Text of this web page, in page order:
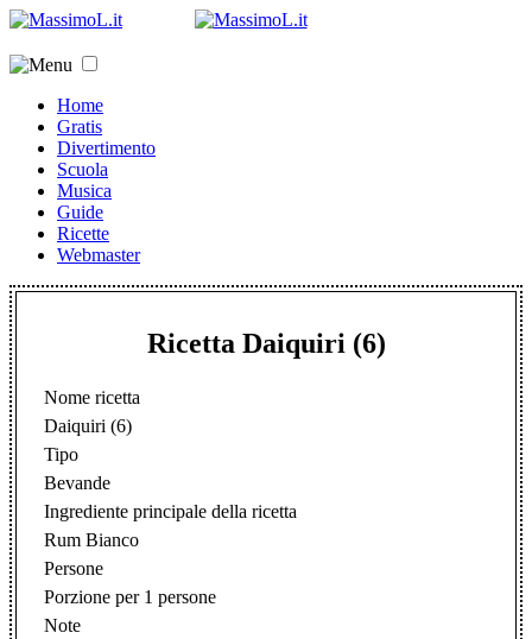
Home
Gratis
Divertimento
Scuola
Musica
Guide
Ricette
Webmaster
Ricetta Daiquiri (6)
Nome ricetta
Daiquiri (6)
Tipo
Bevande
Ingrediente principale della ricetta
Rum Bianco
Persone
Porzione per 1 persone
Note